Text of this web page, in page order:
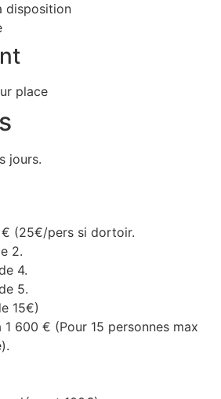
disposition
place
jours.
(25€/pers si dortoir.
2.
4.
5.
15€)
1 600 € (Pour 15 personnes max